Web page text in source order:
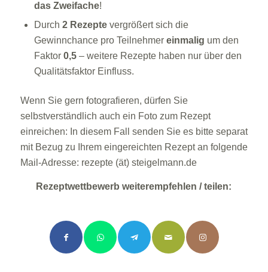
das Zweifache!
Durch 2 Rezeptevergrößert sich die
Gewinnchance pro Teilnehmer einmalig um den
Faktor 0,5– weitere Rezepte haben nur über den
Qualitätsfaktor Einfluss.
Wenn Sie gern fotografieren, dürfen Sie
selbstverständlich auch ein Foto zum Rezept
einreichen: In diesem Fall senden Sie es bitte separat
mit Bezug zu Ihrem eingereichten Rezept an folgende
Mail-Adresse: rezepte (ät) steigelmann.de
Rezeptwettbewerb weiterempfehlen / teilen: